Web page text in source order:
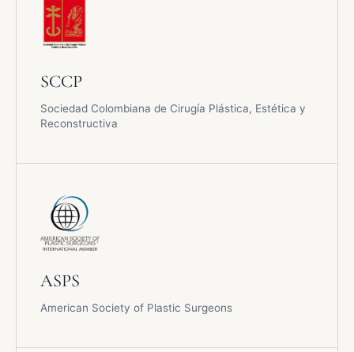
SCCP
Sociedad Colombiana de Cirugía Plástica, Estética y
Reconstructiva
ASPS
American Society of Plastic Surgeons